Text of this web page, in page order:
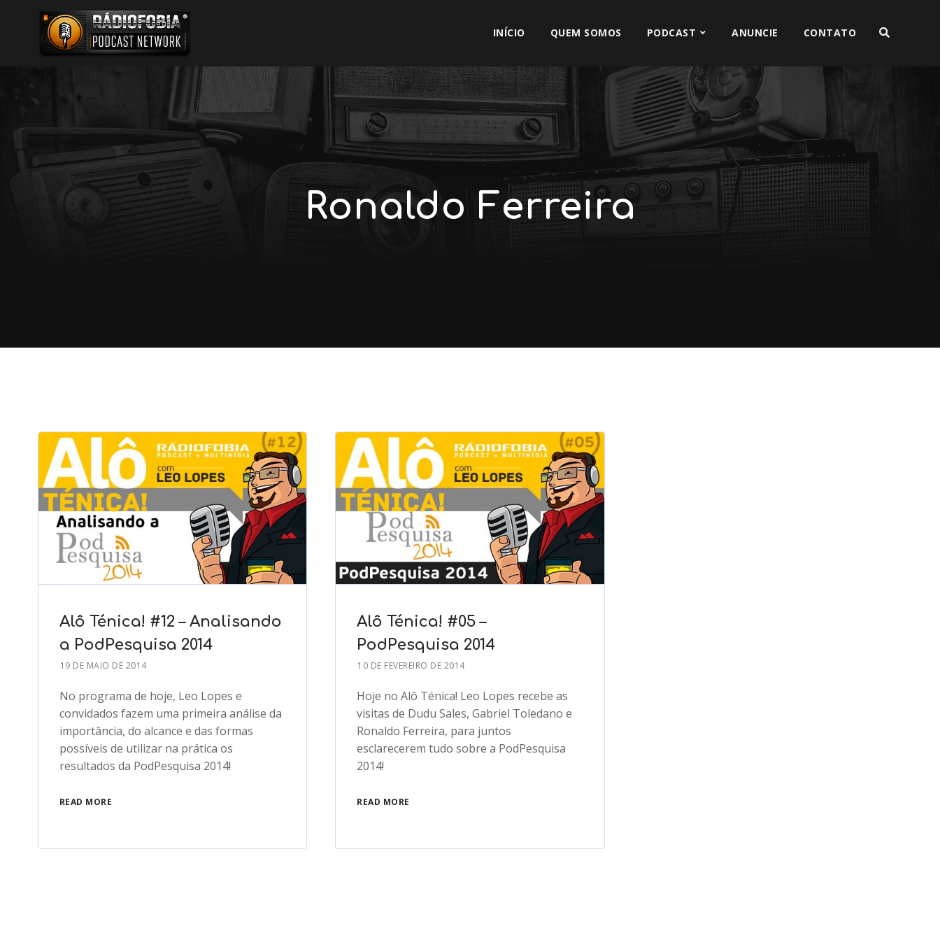
INÍCIO QUEM SOMOS PODCAST ANUNCIE CONTATO
Ronaldo Ferreira
Alô Ténica! #12 – Analisando
a PodPesquisa 2014
19 DE MAIO DE 2014
No programa de hoje, Leo Lopes e
convidados fazem uma primeira análise da
importância, do alcance e das formas
possíveis de utilizar na prática os
resultados da PodPesquisa 2014!
READ MORE
Alô Ténica! #05 –
PodPesquisa 2014
10 DE FEVEREIRO DE 2014
Hoje no Alô Ténica! Leo Lopes recebe as
visitas de Dudu Sales, Gabriel Toledano e
Ronaldo Ferreira, para juntos
esclarecerem tudo sobre a PodPesquisa
2014!
READ MORE